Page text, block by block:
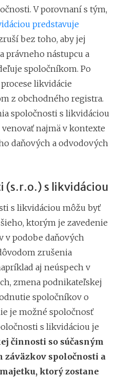
V porovnaní s tým,
predstavuje
bez toho, aby jej
právneho nástupcu a
spoločníkom. Po
likvidácie
z obchodného registra.
spoločnosti s likvidáciou
najmä v kontexte
daňových a odvodových
(s.r.o.) s likvidáciou
s likvidáciou môžu byť
ktorým je zavedenie
v podobe daňových
zrušenia
aj neúspech v
zmena podnikateľskej
spoločníkov o
je možné spoločnosť
s likvidáciou je
činnosti so súčasným
spoločnosti a
ktorý zostane